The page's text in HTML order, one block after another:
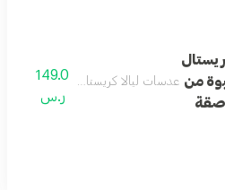
من عدسات ليالا كريستال براون سادة عبوة من 2
149.0
ر.س